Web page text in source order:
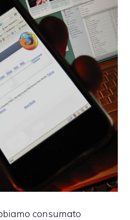
consumato